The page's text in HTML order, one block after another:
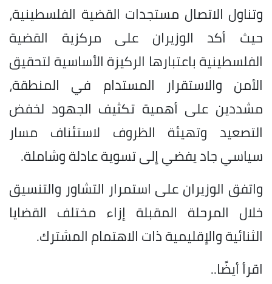
وتناول الاتصال مستجدات القضية الفلسطينية،
حيث أكد الوزيران على مركزية القضية
الفلسطينية باعتبارها الركيزة الأساسية لتحقيق
الأمن والاستقرار المستدام في المنطقة،
مشددين على أهمية تكثيف الجهود لخفض
التصعيد وتهيئة الظروف لاستئناف مسار
سياسي جاد يفضي إلى تسوية عادلة وشاملة.
واتفق الوزيران على استمرار التشاور والتنسيق
خلال المرحلة المقبلة إزاء مختلف القضايا
الثنائية والإقليمية ذات الاهتمام المشترك.
اقرأ أيضًا..